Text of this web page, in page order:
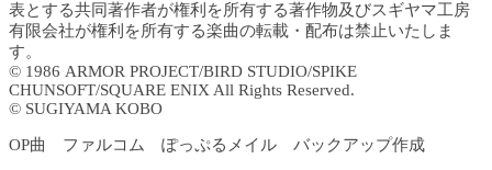
表とする共同著作者が権利を所有する著作物及びスギヤマ工房
有限会社が権利を所有する楽曲の転載・配布は禁止いたしま
す。
© 1986 ARMOR PROJECT/BIRD STUDIO/SPIKE
CHUNSOFT/SQUARE ENIX All Rights Reserved.
© SUGIYAMA KOBO
OP曲 ファルコム ぽっぷるメイル バックアップ作成